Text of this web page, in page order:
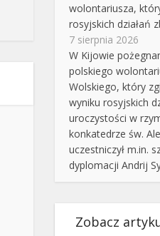
wolontariusza,
rosyjskich działań
7 sierpnia 2026
W Kijowie
polskiego
Wolskiego, który
wyniku rosyjskich
uroczystości w
konkatedrze św.
uczestniczył m.in.
dyplomacji Andrij
Zobacz